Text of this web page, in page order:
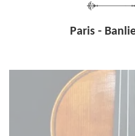
Paris -